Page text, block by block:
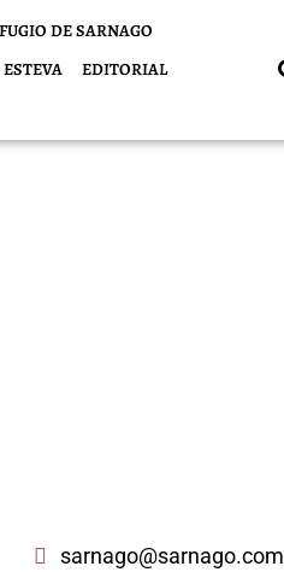
DE SARNAGO
EDITORIAL
sarnago@sarnago.com